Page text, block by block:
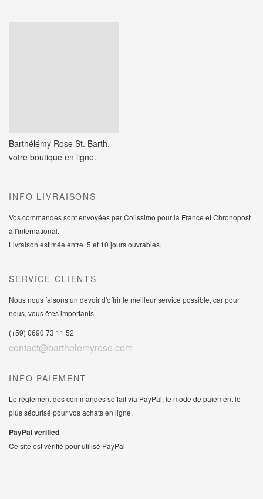
Barthélémy Rose St. Barth,
votre boutique en ligne.
INFO LIVRAISONS
Vos commandes sont envoyées par Colissimo pour la France et Chronopost
à l'international.
Livraison estimée entre 5 et 10 jours ouvrables.
SERVICE CLIENTS
Nous nous faisons un devoir d'offrir le meilleur service possible, car pour
nous, vous êtes importants.
(+59) 0690 73 11 52
contact@barthelemyrose.com
INFO PAIEMENT
Le règlement des commandes se fait via PayPal, le mode de paiement le
plus sécurisé pour vos achats en ligne.
PayPal verified
Ce site est vérifié pour utilisé PayPal